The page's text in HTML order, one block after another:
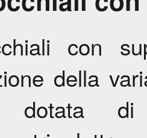
con
della
dotata